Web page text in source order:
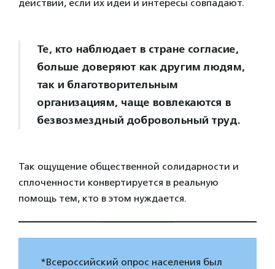
действий, если их идеи и интересы совпадают.
Те, кто наблюдает в стране согласие,
больше доверяют как другим людям,
так и благотворительным
организациям, чаще вовлекаются в
безвозмездный добровольный труд.
Так ощущение общественной солидарности и
сплоченности конвертируется в реальную
помощь тем, кто в этом нуждается.
*Всероссийский опрос населения был